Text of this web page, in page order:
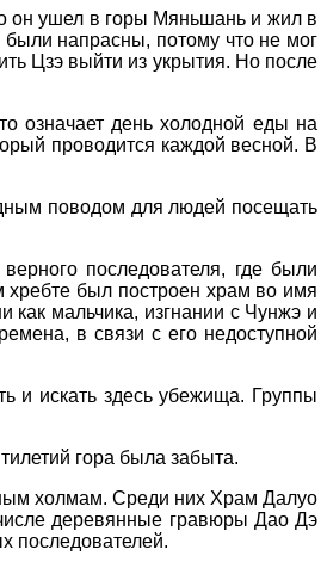
он ушел в горы Мяньшань и жил в
напрасны, потому что не мог
Цзэ выйти из укрытия. Но после
означает день холодной еды на
проводится каждой весной. В
поводом для людей посещать
последователя, где были
хребте был построен храм во имя
мальчика, изгнании с Чунжэ и
в связи с его недоступной
и искать здесь убежища. Группы
гора была забыта.
холмам. Среди них Храм Далуо
деревянные гравюры Дао Дэ
последователей.